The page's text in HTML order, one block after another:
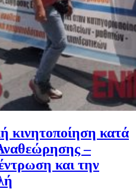
κινητοποίηση κατά
–
και την